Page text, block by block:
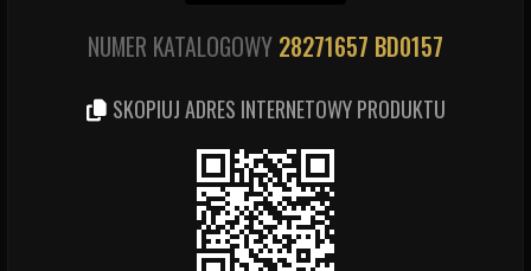
NUMER KATALOGOWY 28271657 BD0157
SKOPIUJ ADRES INTERNETOWY PRODUKTU